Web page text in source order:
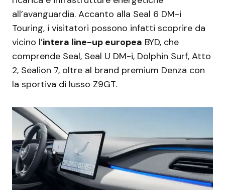
all’avanguardia. Accanto alla Seal 6 DM-i
Touring, i visitatori possono infatti scoprire da
vicino l’intera line-up europea BYD, che
comprende Seal, Seal U DM-i, Dolphin Surf, Atto
2, Sealion 7, oltre al brand premium Denza con
la sportiva di lusso Z9GT.